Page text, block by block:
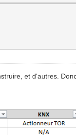
et d'autres.